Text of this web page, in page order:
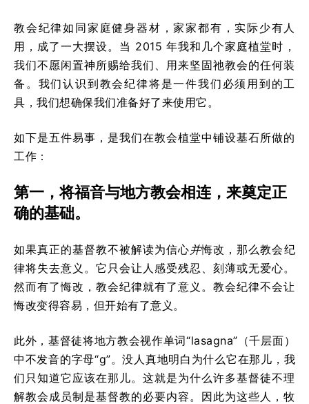
教会纪律如同家庭健身器材，家家都有，实际少有人
用，成了一大摆设。当 2015 年我和几个家庭植堂时，
我们不愿闲置神所赐给我们、用来坚固祂教会的任何装
备。我们认识到教会纪律将是一件我们必须用到的工
具，我们想确保我们准备好了来使用它。
如下是五件易事，是我们在教会植堂中铺设基石所做的
工作：
第一，将福音与地方教会相连，来奠定正
确的基础。
如果真正的基督教不被解读为信心并悔改，那么教会纪
律将失去意义。它只会让人感受残忍、刻薄或无爱心。
然而有了悔改，教会纪律就有了意义。教会纪律不会让
悔改变得容易，但开始有了意义。
此外，基督徒将地方教会视作单词“lasagna”（千层面）
中不发音的字母“g”。没人真地明白为什么它在那儿，我
们只知道它应该在那儿。这就是为什么许多基督徒不理
解教会成员制是基督教的必要内容。因此为这些人，牧